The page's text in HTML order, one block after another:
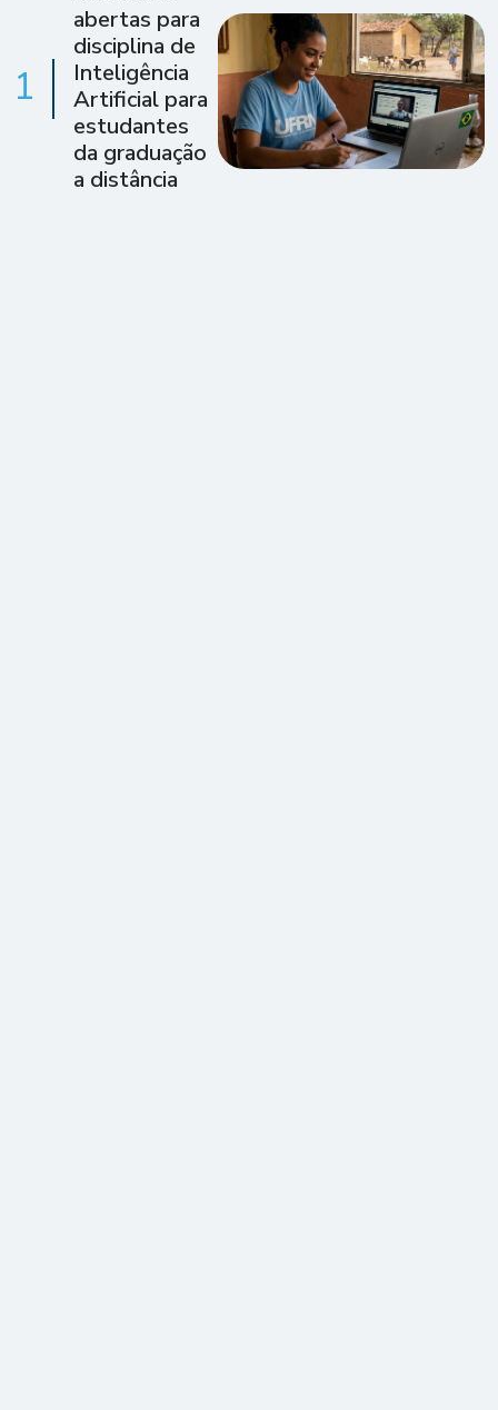
1
abertas para
disciplina de
Inteligência
Artificial para
estudantes
da graduação
a distância